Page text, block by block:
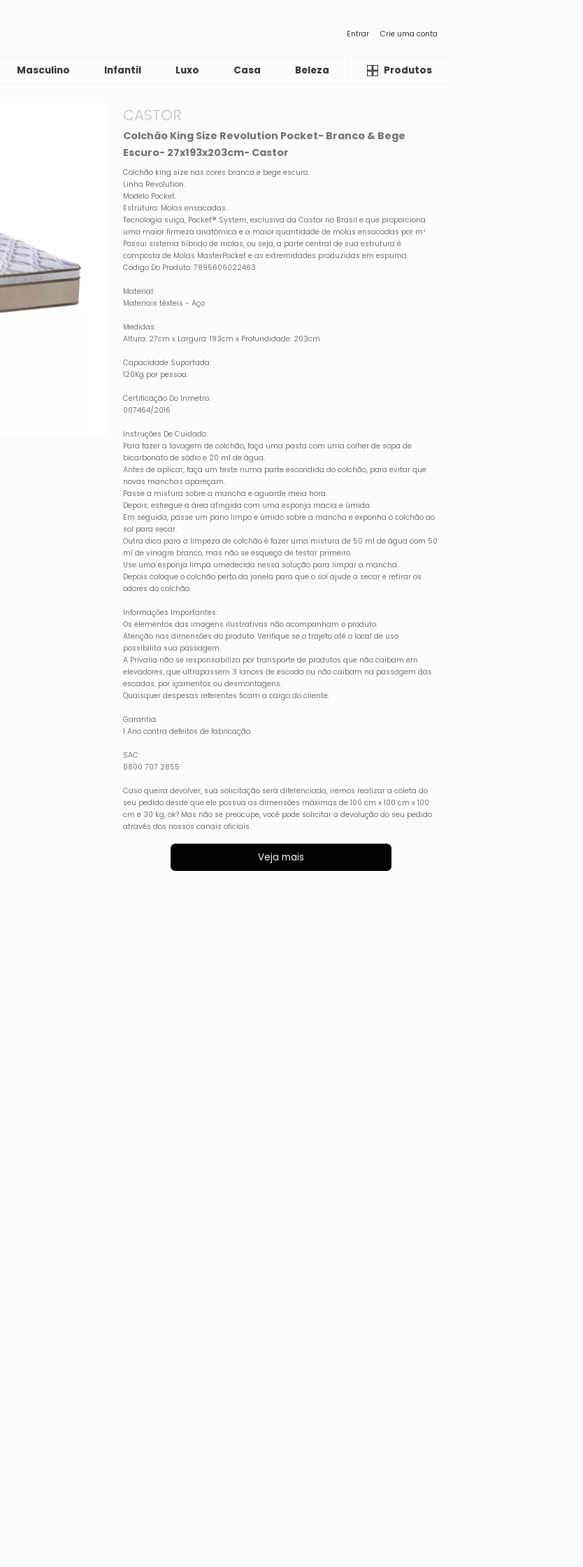
Entrar Crie uma conta
Masculino Infantil Luxo Casa Beleza LiquidaProdutos
CASTOR
Colchão King Size Revolution Pocket- Branco & Bege
Escuro- 27x193x203cm- Castor
Colchão king size nas cores branca e bege escuro.
Linha Revolution.
Modelo Pocket.
Estrutura: Molas ensacadas.
Tecnologia suíça, Pocket® System, exclusiva da Castor no Brasil e que proporciona
uma maior firmeza anatômica e a maior quantidade de molas ensacadas por m².
Possui sistema híbrido de molas, ou seja, a parte central de sua estrutura é
composta de Molas MasterPocket e as extremidades produzidas em espuma.
Código Do Produto: 7895606022463
Material:
Materiais têxteis - Aço
Medidas:
Altura: 27cm x Largura: 193cm x Profundidade: 203cm
Capacidade Suportada:
120Kg por pessoa.
Certificação Do Inmetro:
007464/2016
Instruções De Cuidado:
Para fazer a lavagem de colchão, faça uma pasta com uma colher de sopa de
bicarbonato de sódio e 20 ml de água.
Antes de aplicar, faça um teste numa parte escondida do colchão, para evitar que
novas manchas apareçam.
Passe a mistura sobre a mancha e aguarde meia hora.
Depois, esfregue a área atingida com uma esponja macia e úmida.
Em seguida, passe um pano limpo e úmido sobre a mancha e exponha o colchão ao
sol para secar.
Outra dica para a limpeza de colchão é fazer uma mistura de 50 ml de água com 50
ml de vinagre branco, mas não se esqueça de testar primeiro.
Use uma esponja limpa umedecida nessa solução para limpar a mancha.
Depois coloque o colchão perto da janela para que o sol ajude a secar e retirar os
odores do colchão.
Informações Importantes:
Os elementos das imagens ilustrativas não acompanham o produto.
Atenção nas dimensões do produto. Verifique se o trajeto até o local de uso
possibilita sua passagem.
A Privalia não se responsabiliza por transporte de produtos que não caibam em
elevadores, que ultrapassem 3 lances de escada ou não caibam na passagem das
escadas, por içamentos ou desmontagens.
Quaisquer despesas referentes ficam a cargo do cliente.
Garantia:
1 Ano contra defeitos de fabricação.
SAC:
0800 707 2855
Caso queira devolver, sua solicitação será diferenciada, iremos realizar a coleta do
seu pedido desde que ele possua as dimensões máximas de 100 cm x 100 cm x 100
cm e 30 kg, ok? Mas não se preocupe, você pode solicitar a devolução do seu pedido
através dos nossos canais oficiais.
Veja mais